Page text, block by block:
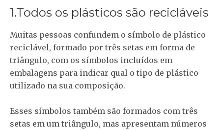
1.Todos os plásticos são recicláveis
Muitas pessoas confundem o símbolo de plástico
reciclável, formado por três setas em forma de
triângulo, com os símbolos incluídos em
embalagens para indicar qual o tipo de plástico
utilizado na sua composição.
Esses símbolos também são formados com três
setas em um triângulo, mas apresentam números